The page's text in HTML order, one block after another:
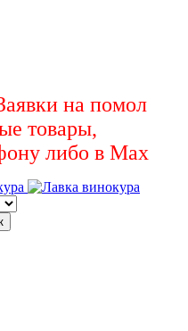
на помол
товары,
либо в Max